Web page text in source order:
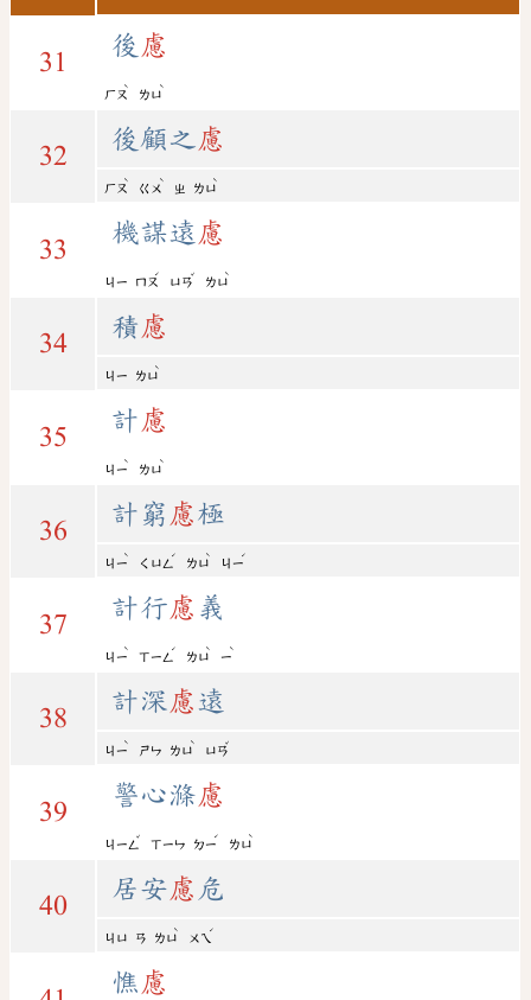
31
後 慮
ㄏㄡ
ˋ
ㄌㄩ
ˋ
32
後顧之慮
ㄏㄡ
ˋ
ㄍㄨ
ˋ
ㄓ ㄌㄩ
ˋ
33
機謀遠 慮
ㄐㄧ ㄇㄡ
ˊ
ㄩㄢ
ˇ
ㄌㄩ
ˋ
34
積 慮
ㄐㄧ ㄌㄩ
ˋ
35
計 慮
ㄐㄧ
ˋ
ㄌㄩ
ˋ
36
計窮 慮極
ㄐㄧ
ˋ
ㄑㄩㄥ
ˊ
ㄌㄩ
ˋ
ㄐㄧ
ˊ
37
計行慮 義
ㄐㄧ
ˋ
ㄒㄧㄥ
ˊ
ㄌㄩ
ˋ
ㄧ
ˋ
38
計深慮遠
ㄐㄧ
ˋ
ㄕㄣ ㄌㄩ
ˋ
ㄩㄢ
ˇ
39
警心滌慮
ㄐㄧㄥ
ˇ
ㄒㄧㄣ ㄉㄧ
ˊ
ㄌㄩ
ˋ
40
居安慮 危
ㄐㄩ ㄢ ㄌㄩ
ˋ
ㄨㄟ
ˊ
憔 慮